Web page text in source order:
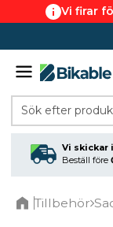
Vi firar
Sök efter
Vi skickar
Beställ före
Tillbehör